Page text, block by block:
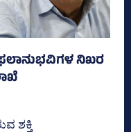
ನಿಖರ
ಶಕ್ತಿ